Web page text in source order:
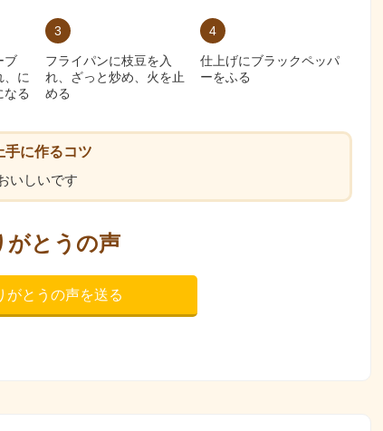
ブ
、に
なる
3
フライパンに枝豆を入
れ、ざっと炒め、火を止
める
4
仕上げにブラックペッパ
ーをふる
手に作るコツ
いしいです
がとうの声
がとうの声を送る